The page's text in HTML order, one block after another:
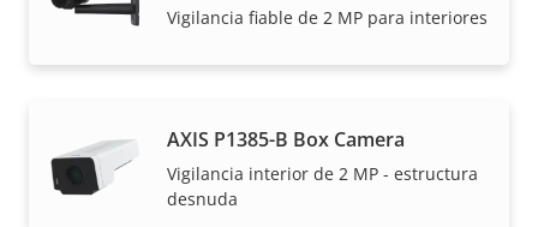
Vigilancia fiable de 2 MP para interiores
AXIS P1385-B Box Camera
Vigilancia interior de 2 MP - estructura
desnuda